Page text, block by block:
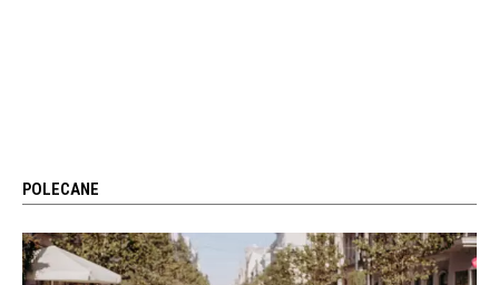
POLECANE